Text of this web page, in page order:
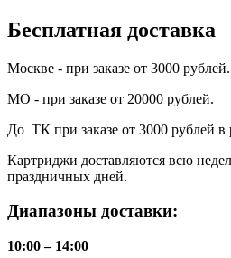
Бесплатная доставка
Москве - при заказе от 3000 рублей.
МО - при заказе от 20000 рублей.
До ТК при заказе от 3000 рублей
Картриджи доставляются всю
праздничных дней.
Диапазоны доставки:
10:00 – 14:00